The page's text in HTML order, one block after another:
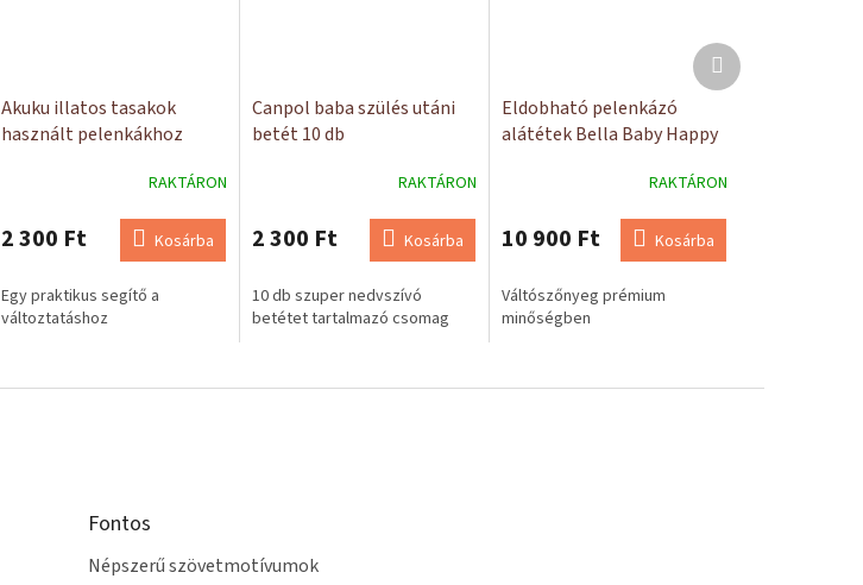
Akuku illatos tasakok
használt pelenkákhoz
RAKTÁRON
2 300 Ft Kosárba
Egy praktikus segítő a
változtatáshoz
Canpol baba szülés utáni
betét 10 db
RAKTÁRON
2 300 Ft Kosárba
10 db szuper nedvszívó
betétet tartalmazó csomag
Eldobható pelenkázó
alátétek Bella Baby Happy
RAKTÁRON
10 900 Ft Kosárba
Váltószőnyeg prémium
minőségben
Következő
termék
Fontos
Népszerű szövetmotívumok